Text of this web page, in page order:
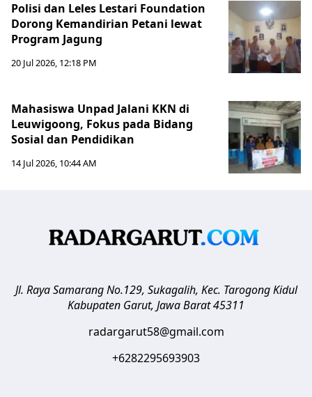
Polisi dan Leles Lestari Foundation
Dorong Kemandirian Petani lewat
Program Jagung
20 Jul 2026, 12:18 PM
Mahasiswa Unpad Jalani KKN di
Leuwigoong, Fokus pada Bidang
Sosial dan Pendidikan
14 Jul 2026, 10:44 AM
Jl. Raya Samarang No.129, Sukagalih, Kec. Tarogong Kidul
Kabupaten Garut, Jawa Barat45311
radargarut58@gmail.com
+6282295693903